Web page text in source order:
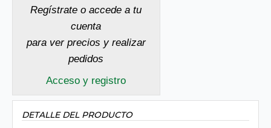
Regístrate o accede a tu
cuenta
para ver precios y realizar
pedidos
Acceso y registro
DETALLE DEL PRODUCTO